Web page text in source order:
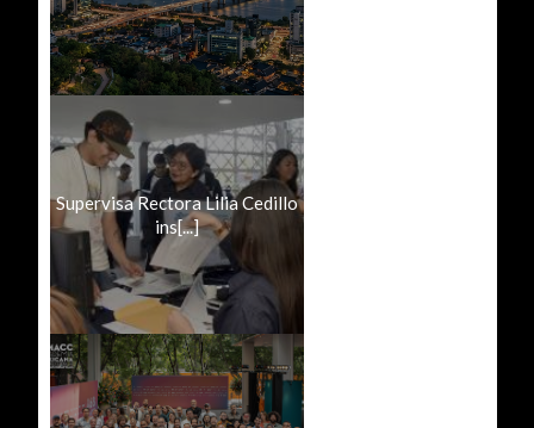
Supervisa Rectora Lilia Cedillo
ins[...]